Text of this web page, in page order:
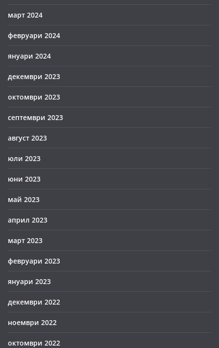
март 2024
февруари 2024
януари 2024
декември 2023
октомври 2023
септември 2023
август 2023
юли 2023
юни 2023
май 2023
април 2023
март 2023
февруари 2023
януари 2023
декември 2022
ноември 2022
октомври 2022